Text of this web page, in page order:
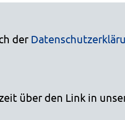
der
über den Link in